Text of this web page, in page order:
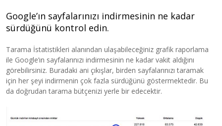
Google’ın sayfalarınızı indirmesinin ne kadar
sürdüğünü kontrol edin.
Tarama İstatistikleri alanından ulaşabileceğiniz grafik raporlama
ile Google’ın sayfalarınızı indirmesinin ne kadar vakit aldığını
görebilirsiniz. Buradaki ani çıkışlar, birden sayfalarınızı taramak
için her şeyi indirmenin çok fazla sürdüğünü göstermektedir. Bu
da doğrudan tarama bütçenizi yerle bir edecektir.